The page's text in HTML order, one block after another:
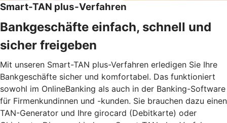
Smart-TAN plus-Verfahren
Bankgeschäfte einfach, schnell und
sicher freigeben
Mit unseren Smart-TAN plus-Verfahren erledigen Sie Ihre
Bankgeschäfte sicher und komfortabel. Das funktioniert
sowohl im OnlineBanking als auch in der Banking-Software
für Firmenkundinnen und -kunden. Sie brauchen dazu einen
TAN-Generator und Ihre girocard (Debitkarte) oder